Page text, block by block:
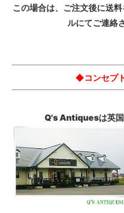
この場合は、ご注文後に送
ルにてご連絡
◆コンセプ
Q's Antiquesは英国